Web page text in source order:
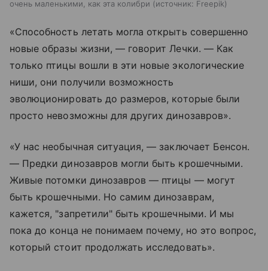
очень маленькими, как эта колибри
источник: Freepik
«Способность летать могла открыть совершенно
новые образы жизни, — говорит Лечки. — Как
только птицы вошли в эти новые экологические
ниши, они получили возможность
эволюционировать до размеров, которые были
просто невозможны для других динозавров».
«У нас необычная ситуация, — заключает Бенсон.
— Предки динозавров могли быть крошечными.
Живые потомки динозавров — птицы — могут
быть крошечными. Но самим динозаврам,
кажется, "запретили" быть крошечными. И мы
пока до конца не понимаем почему, но это вопрос,
который стоит продолжать исследовать».